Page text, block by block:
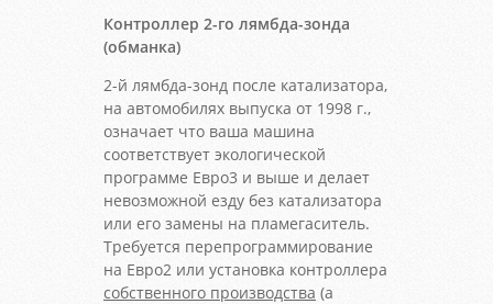
Контроллер 2-го лямбда-зонда
(обманка)
2-й лямбда-зонд после катализатора,
на автомобилях выпуска от 1998 г.,
означает что ваша машина
соответствует экологической
программе Евро3 и выше и делает
невозможной езду без катализатора
или его замены на пламегаситель.
Требуется перепрограммирование
на Евро2 или установка контроллера
собственного производства (а